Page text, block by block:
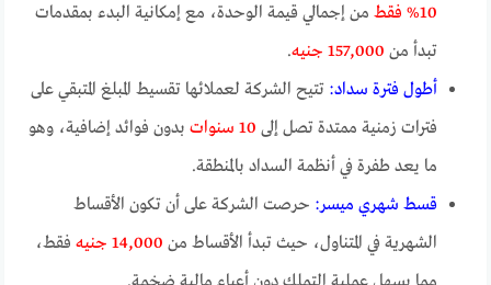
10% فقط
من إجمالي قيمة الوحدة، مع إمكانية البدء بمقدمات
تبدأ من 157,000 جنيه
.
أطول فترة سداد: تتيح الشركة لعملائها تقسيط المبلغ المتبقي على
فترات زمنية ممتدة تصل إلى 10 سنوات
بدون فوائد إضافية، وهو
ما يعد طفرة في أنظمة السداد بالمنطقة.
قسط شهري ميسر: حرصت الشركة على أن تكون الأقساط
الشهرية في المتناول، حيث تبدأ الأقساط من 14,000 جنيه
فقط،